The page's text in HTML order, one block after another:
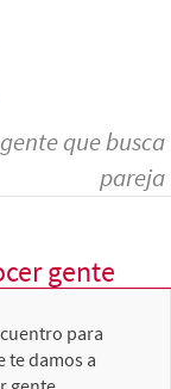
que busca
pareja
gente
para
te damos a